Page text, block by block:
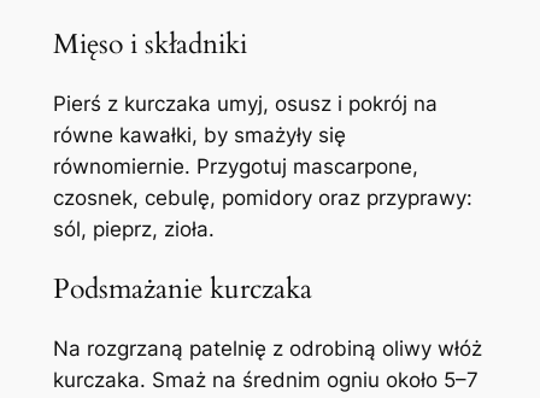
Mięso i składniki
Pierś z kurczaka umyj, osusz i pokrój na
równe kawałki, by smażyły się
równomiernie. Przygotuj mascarpone,
czosnek, cebulę, pomidory oraz przyprawy:
sól, pieprz, zioła.
Podsmażanie kurczaka
Na rozgrzaną patelnię z odrobiną oliwy włóż
kurczaka. Smaż na średnim ogniu około 5–7